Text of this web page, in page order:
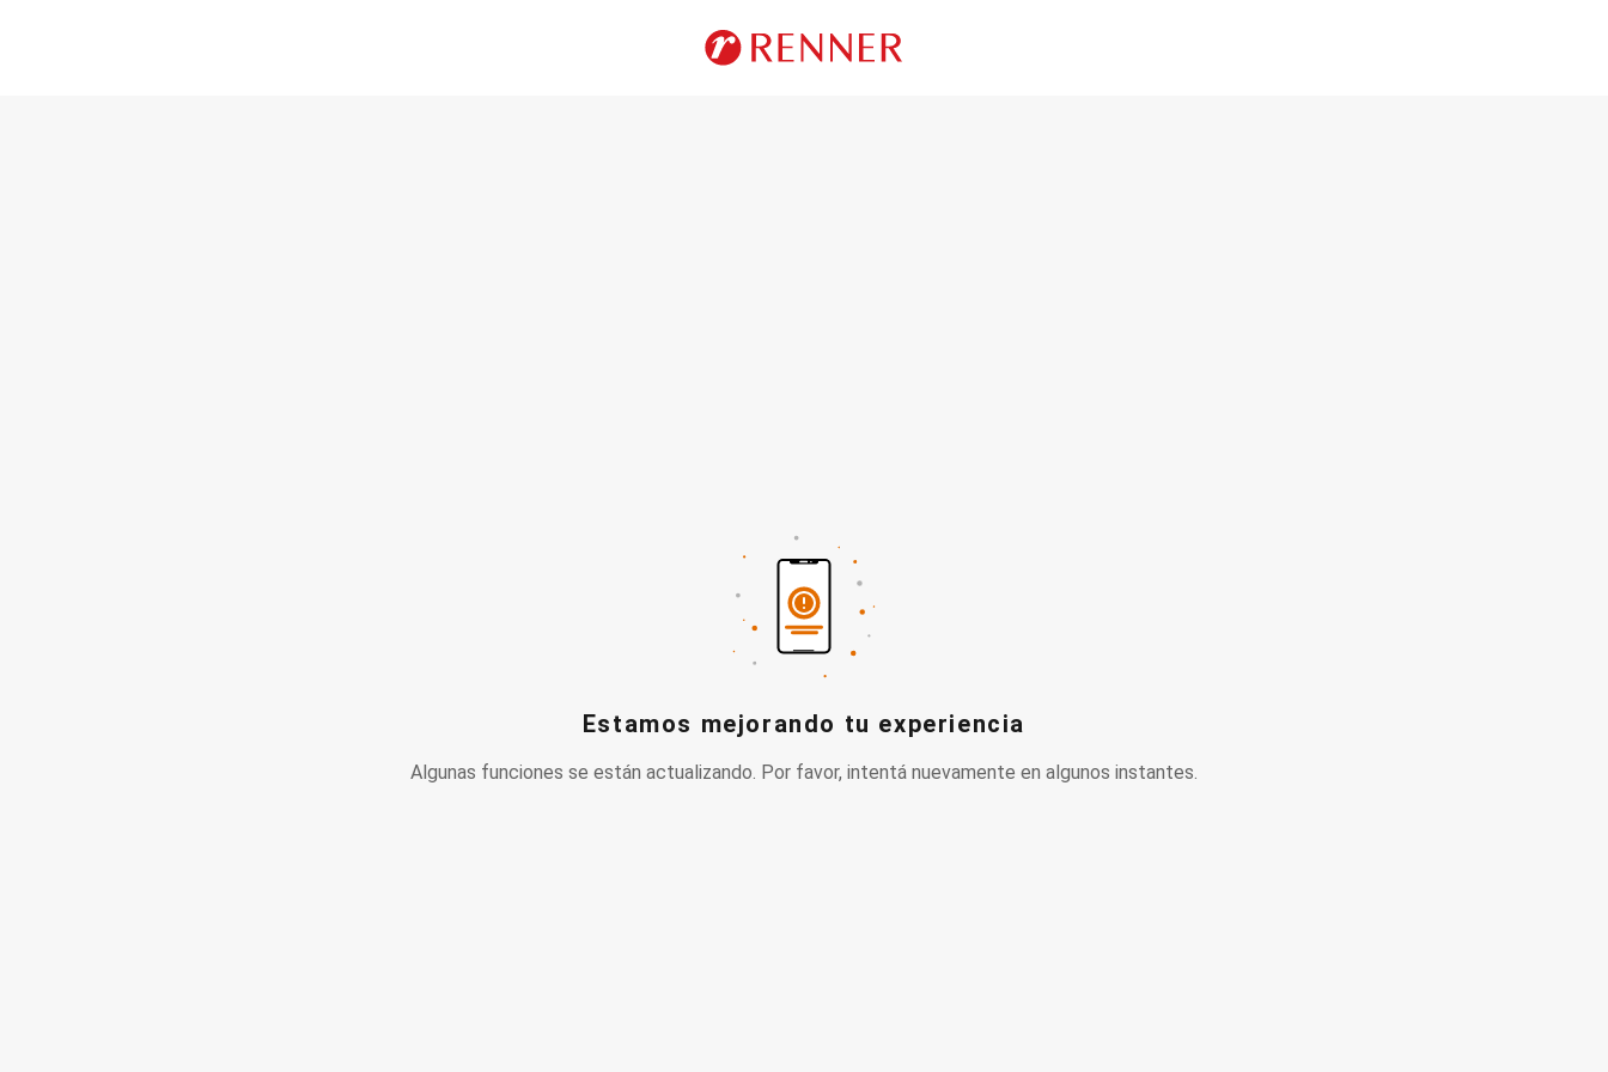
Estamos mejorando tu experiencia
Algunas funciones se están actualizando. Por favor, intentá nuevamente en algunos instantes.